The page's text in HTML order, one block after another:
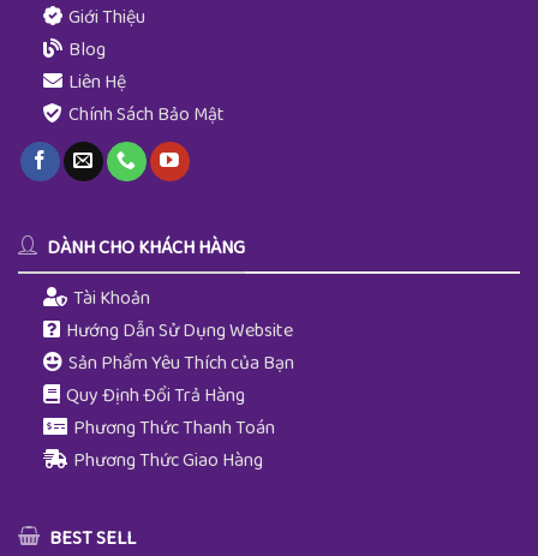
Giới Thiệu
Blog
Liên Hệ
Chính Sách Bảo Mật
DÀNH CHO KHÁCH HÀNG
Tài Khoản
Hướng Dẫn Sử Dụng Website
Sản Phẩm Yêu Thích của Bạn
Quy Định Đổi Trả Hàng
Phương Thức Thanh Toán
Phương Thức Giao Hàng
BEST SELL